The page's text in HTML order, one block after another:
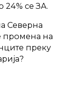
24% се ЗА.
Северна
промена на
преку